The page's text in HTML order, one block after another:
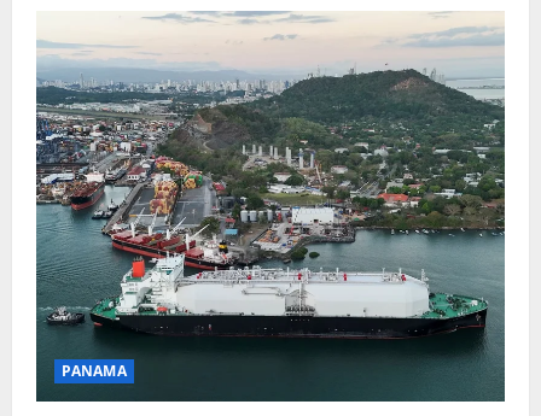
PANAMA